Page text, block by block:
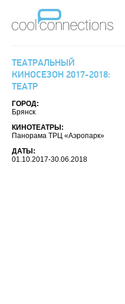
ТЕАТРАЛЬНЫЙ
КИНОСЕЗОН 2017-2018:
ТЕАТР
ГОРОД:
Брянск
КИНОТЕАТРЫ:
Панорама ТРЦ «Аэропарк»
ДАТЫ:
01.10.2017-30.06.2018